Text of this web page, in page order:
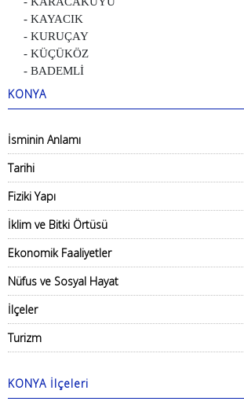
- KAYACIK
- KURUÇAY
- KÜÇÜKÖZ
- BADEMLİ
KONYA
İsminin Anlamı
Tarihi
Fiziki Yapı
İklim ve Bitki Örtüsü
Ekonomik Faaliyetler
Nüfus ve Sosyal Hayat
İlçeler
Turizm
KONYA İlçeleri